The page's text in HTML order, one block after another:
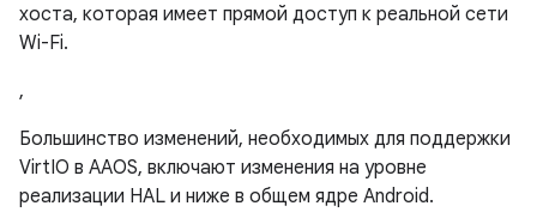
хоста, которая имеет прямой доступ к реальной сети
Wi-Fi.
,
Большинство изменений, необходимых для поддержки
VirtIO в AAOS, включают изменения на уровне
реализации HAL и ниже в общем ядре Android.